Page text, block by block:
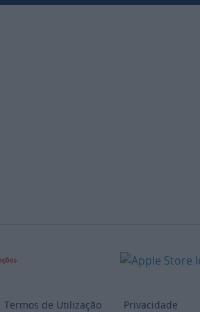
Termos de Utilização Privacidade